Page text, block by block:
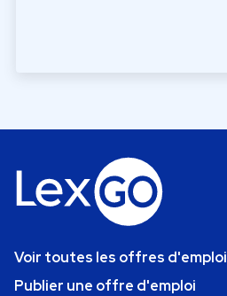
Voir toutes les offres d'emploi
Publier une offre d'emploi